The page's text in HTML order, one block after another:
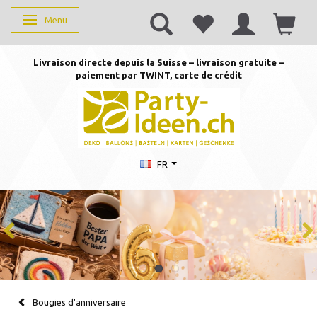
Basculer la navigation
Menu
Livraison directe depuis la Suisse – livraison gratuite –
paiement par TWINT, carte de crédit
FR
Bougies d'anniversaire